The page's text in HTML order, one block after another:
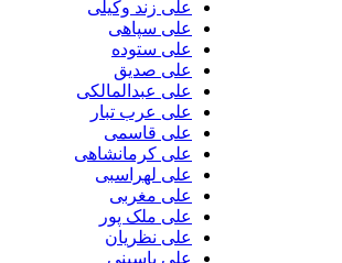
علی زند وکیلی
علی سپاهی
علی ستوده
علی صدیق
علی عبدالمالکی
علی عرب تبار
علی قاسمی
علی کرمانشاهی
علی لهراسبی
علی مغربی
علی ملک پور
علی نظریان
علی یاسینی